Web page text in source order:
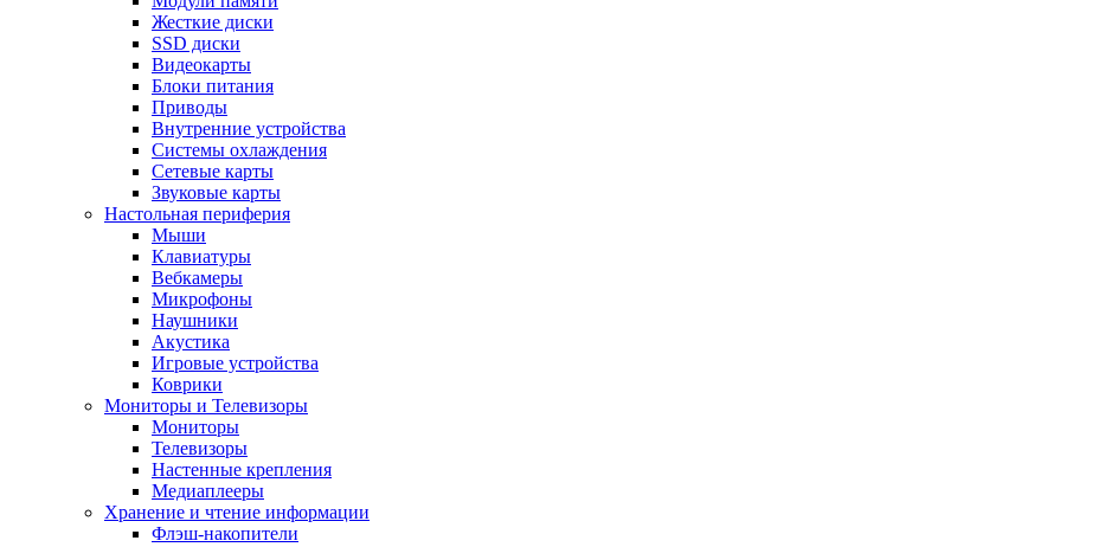
Жесткие диски
SSD диски
Видеокарты
Блоки питания
Приводы
Внутренние устройства
Системы охлаждения
Сетевые карты
Звуковые карты
Настольная периферия
Мыши
Клавиатуры
Вебкамеры
Микрофоны
Наушники
Акустика
Игровые устройства
Коврики
Мониторы и Телевизоры
Мониторы
Телевизоры
Настенные крепления
Медиаплееры
Хранение и чтение информации
Флэш-накопители